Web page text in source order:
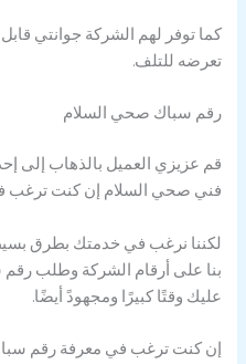
كما توفر لهم الشركة جوانتي
تعرضه للتلف.
رقم سباك صحي السلام
قم عزيزي العميل بالذهاب إلى
فني صحي السلام إن كنت ترغب في
لكننا نرغب في خدمتك بطرق
بنا على أرقام الشركة وطلب
عليك وقتًا كبيرًا ومجهودً أيضًا.
إن كنت ترغب في معرفة رقم